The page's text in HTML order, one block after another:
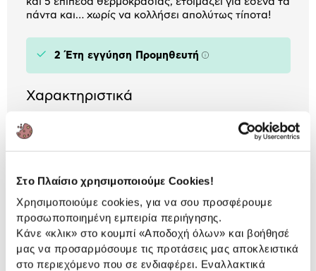
Στο Πλαίσιο χρησιμοποιούμε Cookies!
Χρησιμοποιούμε cookies, για να σου προσφέρουμε
προσωποποιημένη εμπειρία περιήγησης.
Κάνε «κλικ» στο κουμπί «Αποδοχή όλων» και βοήθησέ
μας να προσαρμόσουμε τις προτάσεις μας αποκλειστικά
στο περιεχόμενο που σε ενδιαφέρει. Εναλλακτικά
πάντα και… χωρίς να κολλήσει απολύτως τίποτα!
2 Έτη εγγύηση Προμηθευτή Πληροφορίες
Χαρακτηριστικά
2.400 W
Συλλογή Λίπους: Διαθέτει
Αποσπώμενη πλάκα:
Ρυθμιζόμενος
Θερμοστάτης:
Διαθέτει